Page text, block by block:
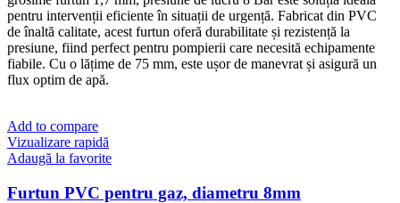
pentru intervenții eficiente în situații de urgență. Fabricat din PVC
de înaltă calitate, acest furtun oferă durabilitate și rezistență la
presiune, fiind perfect pentru pompierii care necesită echipamente
fiabile. Cu o lățime de 75 mm, este ușor de manevrat și asigură un
flux optim de apă.
Add to compare
Vizualizare rapidă
Adaugă la favorite
Furtun PVC pentru gaz, diametru 8mm